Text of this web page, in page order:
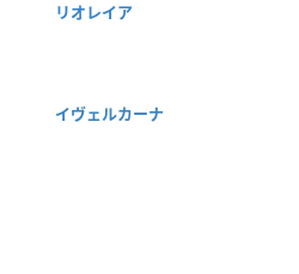
リオレイア
イヴェルカーナ